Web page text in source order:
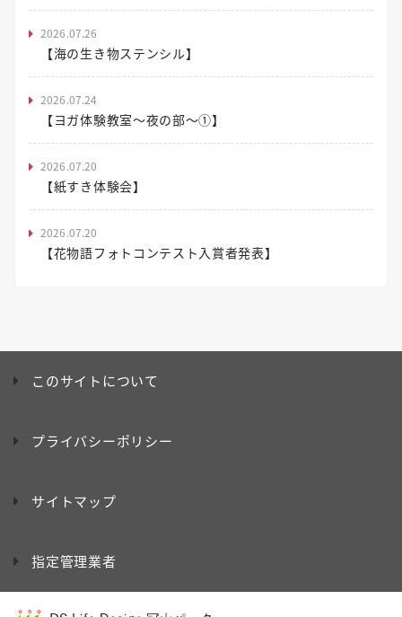
2026.07.26
【海の生き物ステンシル】
2026.07.24
【ヨガ体験教室～夜の部～①】
2026.07.20
【紙すき体験会】
2026.07.20
【花物語フォトコンテスト入賞者発表】
このサイトについて
プライバシーポリシー
サイトマップ
指定管理業者